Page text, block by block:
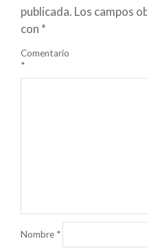
publicada. Los campos
con *
Comentario
*
Nombre *